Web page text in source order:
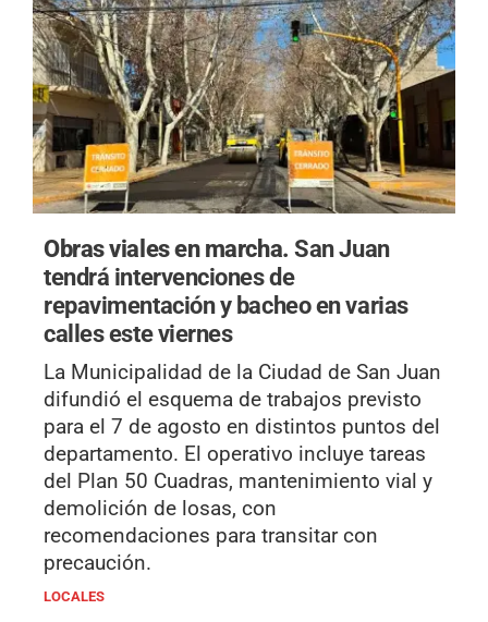
Obras viales en marcha.San Juan
tendrá intervenciones de
repavimentación y bacheo en varias
calles este viernes
La Municipalidad de la Ciudad de San Juan
difundió el esquema de trabajos previsto
para el 7 de agosto en distintos puntos del
departamento. El operativo incluye tareas
del Plan 50 Cuadras, mantenimiento vial y
demolición de losas, con
recomendaciones para transitar con
precaución.
LOCALES